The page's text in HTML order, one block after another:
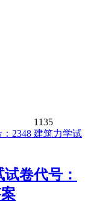
1135
卷代号：